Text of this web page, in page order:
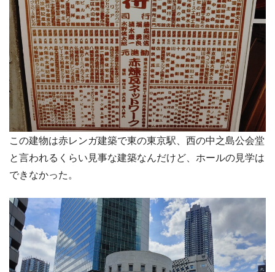
この建物は赤レンガ建築で東の東京駅、西の中之島公会堂
と言われるくらい見事な建築なんだけど、ホールの見学は
できなかった。